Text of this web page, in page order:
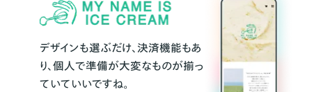
デザインも選ぶだけ、決済機能もあ
り、個人で準備が大変なものが揃っ
ていていいですね。